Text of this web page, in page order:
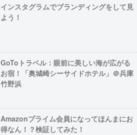
インスタグラムでブランディングをして見
よう！
GoToトラベル：眼前に美しい海が広がる
お宿！「奥城崎シーサイドホテル」＠兵庫
竹野浜
Amazonプライム会員になってほんまにお
得なん！？検証してみた！